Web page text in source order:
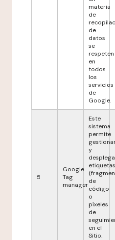
materia
de
de
datos
se
respeten
en
todos
los
servicios
de
Google.
5
Google
Tag
manager
Este
sistema
permite
y
etiquetas
de
código
o
píxeles
de
en el
Sitio.